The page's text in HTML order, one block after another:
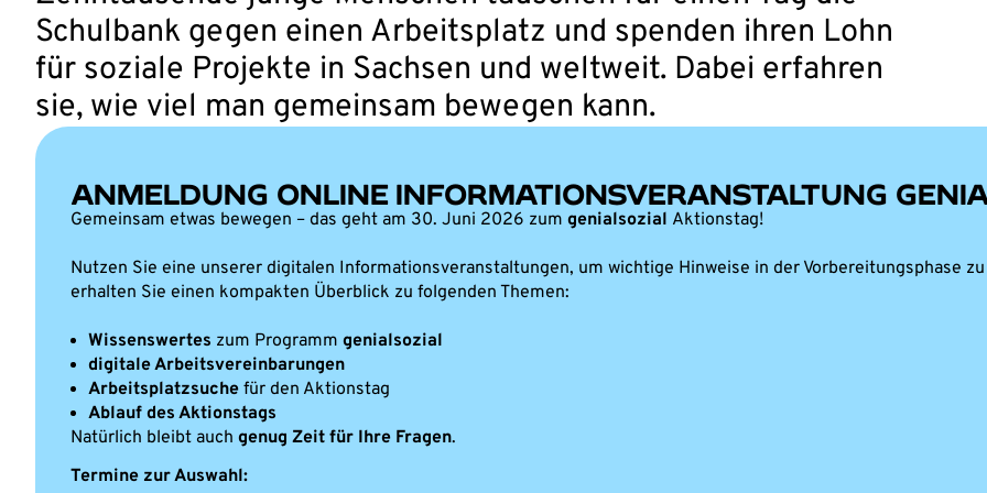
Schulbank gegen einen Arbeitsplatz und spenden ihren Lohn
für soziale Projekte in Sachsen und weltweit. Dabei erfahren
sie, wie viel man gemeinsam bewegen kann.
ANMELDUNG ONLINE INFORMATIONSVERANSTALTUNG
Gemeinsam etwas bewegen – das geht am 30. Juni 2026 zum genialsozial Aktionstag!
Nutzen Sie eine unserer digitalen Informationsveranstaltungen, um wichtige Hinweise in der Vorbereitungsphase
erhalten Sie einen kompakten Überblick zu folgenden Themen:
Wissenswertes zum Programm genialsozial
digitale Arbeitsvereinbarungen
Arbeitsplatzsuche für den Aktionstag
Ablauf des Aktionstags
Natürlich bleibt auch genug Zeit für Ihre Fragen.
Termine zur Auswahl: